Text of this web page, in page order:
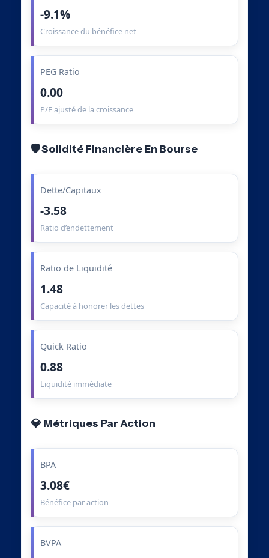
-9.1%
Croissance du bénéfice net
PEG Ratio
0.00
P/E ajusté de la croissance
🛡️ Solidité Financière En Bourse
Dette/Capitaux
-3.58
Ratio d’endettement
Ratio de Liquidité
1.48
Capacité à honorer les dettes
Quick Ratio
0.88
Liquidité immédiate
💎 Métriques Par Action
BPA
3.08€
Bénéfice par action
BVPA